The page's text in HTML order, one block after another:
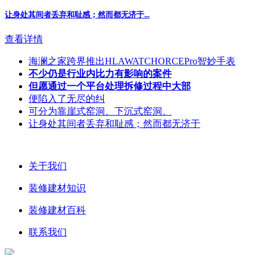
让身处其间者丢弃和耻感；然而都无济于...
查看详情
海澜之家跨界推出HLAWATCHORCEPro智妙手表
不少仍是行业内比力有影响的案件
但愿通过一个平台处理拆修过程中大部
便陷入了无尽的纠
可分为靠崖式窑洞、下沉式窑洞、
让身处其间者丢弃和耻感；然而都无济于
关于我们
装修建材知识
装修建材百科
联系我们